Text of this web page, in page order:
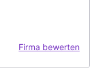
Firma bewerten